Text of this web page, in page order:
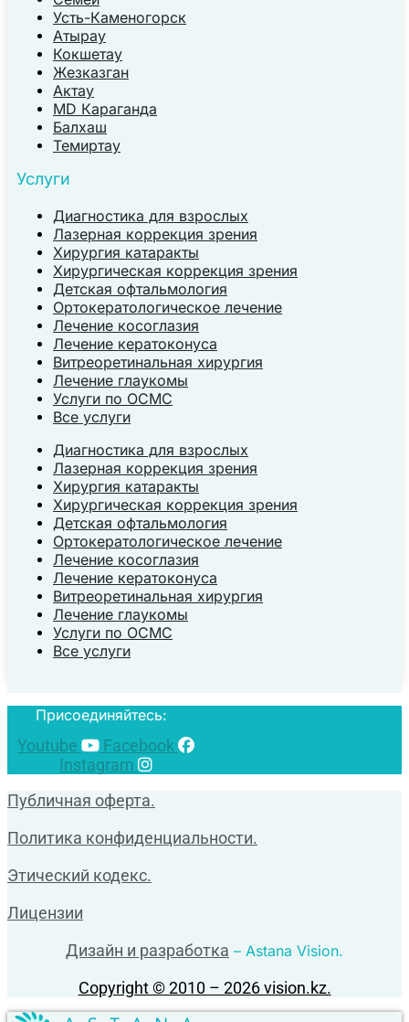
Усть-Каменогорск
Атырау
Кокшетау
Жезказган
Актау
MD Караганда
Балхаш
Темиртау
Услуги
Диагностика для взрослых
Лазерная коррекция зрения
Хирургия катаракты
Хирургическая коррекция зрения
Детская офтальмология
Ортокератологическое лечение
Лечение косоглазия
Лечение кератоконуса
Витреоретинальная хирургия
Лечение глаукомы
Услуги по ОСМС
Все услуги
Диагностика для взрослых
Лазерная коррекция зрения
Хирургия катаракты
Хирургическая коррекция зрения
Детская офтальмология
Ортокератологическое лечение
Лечение косоглазия
Лечение кератоконуса
Витреоретинальная хирургия
Лечение глаукомы
Услуги по ОСМС
Все услуги
Присоединяйтесь:
Youtube
Facebook
Instagram
Публичная оферта.
Политика конфиденциальности.
Этический кодекс.
Лицензии
Дизайн и разработка – Astana Vision.
Copyright © 2010 – 2026 vision.kz.